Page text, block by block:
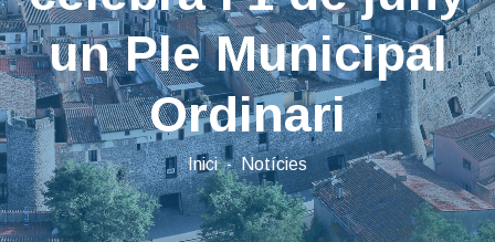
un Ple Municipal
Ordinari
Inici Notícies